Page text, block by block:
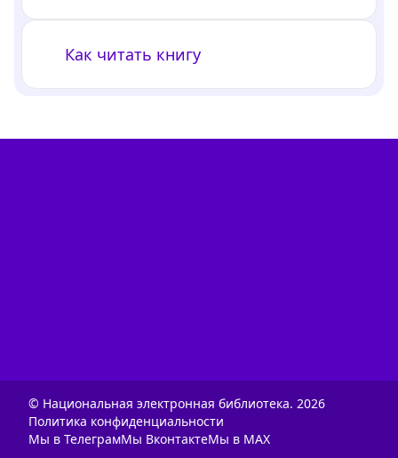
Как читать книгу
© Национальная электронная библиотека. 2026
Политика конфиденциальности
Мы в ТелеграмМы ВконтактеМы в MAX